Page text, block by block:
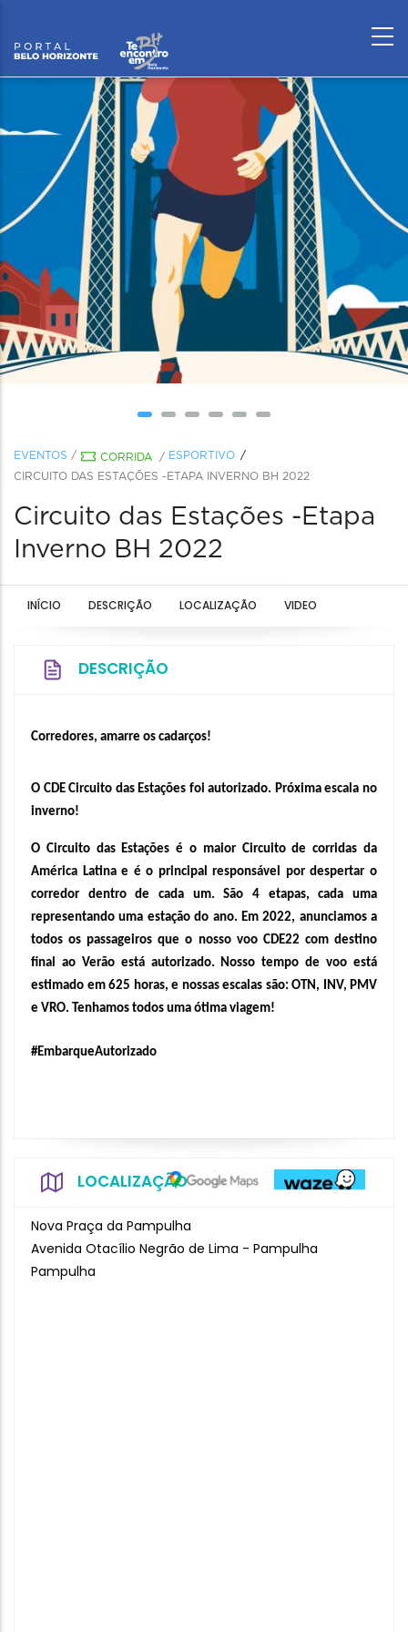
EVENTOS / CORRIDA / ESPORTIVO
CIRCUITO DAS ESTAÇÕES -ETAPA INVERNO BH 2022
Circuito das Estações -Etapa
Inverno BH 2022
INÍCIO DESCRIÇÃO LOCALIZAÇÃO VIDEO
DESCRIÇÃO
Corredores, amarre os cadarços!
O CDE Circuito das Estações foi autorizado. Próxima escala no
inverno!
O Circuito das Estações é o maior Circuito de corridas da
América Latina e é o principal responsável por despertar o
corredor dentro de cada um. São 4 etapas, cada uma
representando uma estação do ano. Em 2022, anunciamos a
todos os passageiros que o nosso voo CDE22 com destino
final ao Verão está autorizado. Nosso tempo de voo está
estimado em 625 horas, e nossas escalas são: OTN, INV, PMV
e VRO. Tenhamos todos uma ótima viagem!
#EmbarqueAutorizado
LOCALIZAÇÃO
Nova Praça da Pampulha
Avenida Otacílio Negrão de Lima - Pampulha
Pampulha